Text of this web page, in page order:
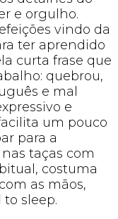
e orgulho.
vindo da
ter aprendido
curta frase que
quebrou,
e mal
e
um pouco
para a
taças com
costuma
as mãos,
sleep.